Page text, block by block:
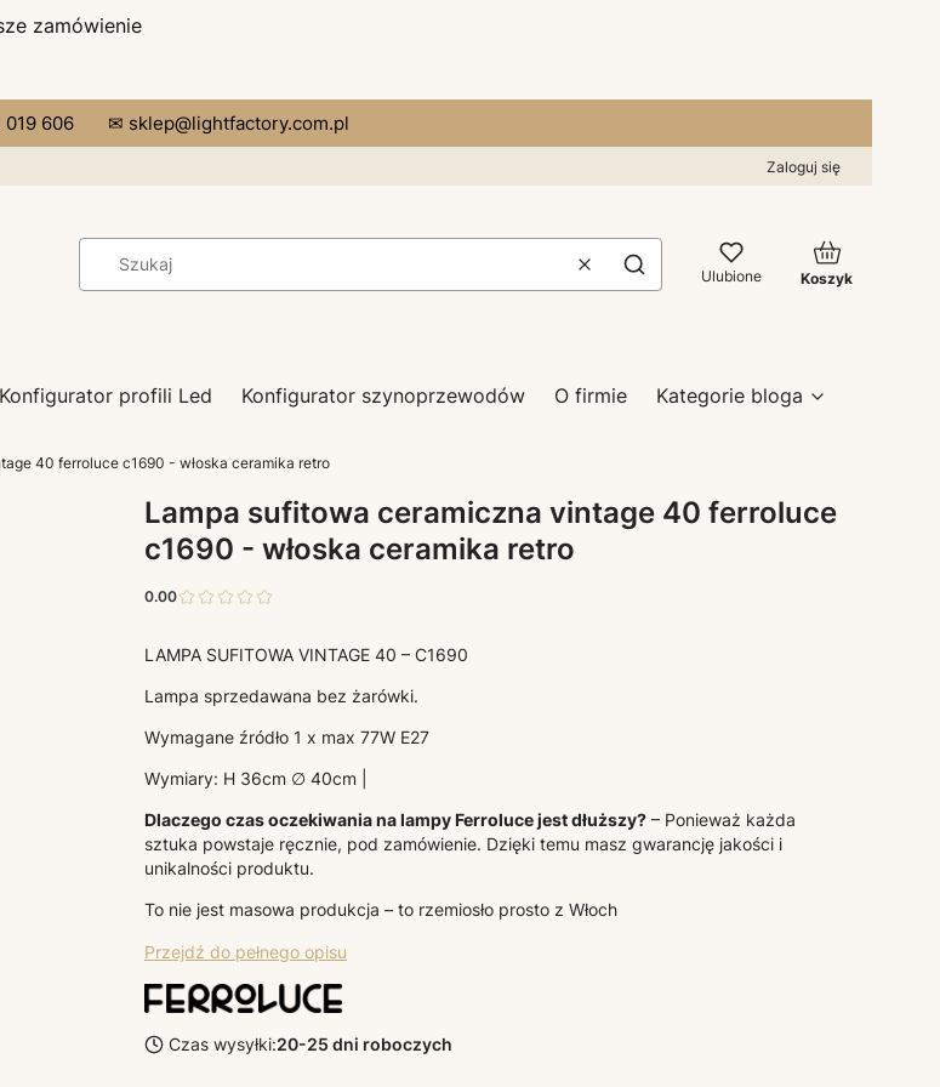
zamówienie
606 ✉ sklep@lightfactory.com.pl
Zaloguj się
WyczyśćSzukaj Ulubione
Produkty w
Koszyk
Konfigurator profili Led Konfigurator szynoprzewodów O firmie Kategorie bloga
40 ferroluce c1690 - włoska ceramika retro
Lampa sufitowa ceramiczna vintage 40 ferroluce
c1690 - włoska ceramika retro
0.00
LAMPA SUFITOWA VINTAGE 40 – C1690
Lampa sprzedawana bez żarówki.
Wymagane źródło 1 x max 77W E27
Wymiary: H 36cm ∅ 40cm |
Dlaczego czas oczekiwania na lampy Ferroluce jest dłuższy? – Ponieważ każda
sztuka powstaje ręcznie, pod zamówienie. Dzięki temu masz gwarancję jakości i
unikalności produktu.
To nie jest masowa produkcja – to rzemiosło prosto z Włoch
Przejdź do pełnego opisu
Czas wysyłki:20-25 dni roboczych